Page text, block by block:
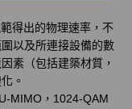
得出的物理速率，不
以及所連接設備的數
素（包括建築材質，
。
MIMO，1024-QAM